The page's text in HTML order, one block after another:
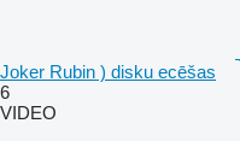
Joker Rubin ) disku ecēšas
6
VIDEO